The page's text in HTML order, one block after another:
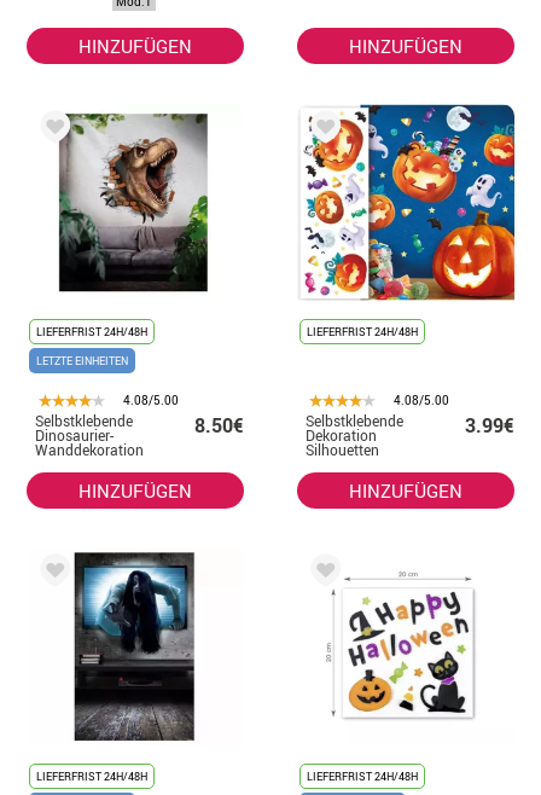
HINZUFÜGEN HINZUFÜGEN
LIEFERFRIST 24H/48H
LETZTE EINHEITEN
4.08/5.00
Selbstklebende
Dinosaurier-
Wanddekoration
8.50€
HINZUFÜGEN
LIEFERFRIST 24H/48H
4.08/5.00
Selbstklebende
Dekoration
Silhouetten
3.99€
HINZUFÜGEN
LIEFERFRIST 24H/48H
LIEFERFRIST 24H/48H